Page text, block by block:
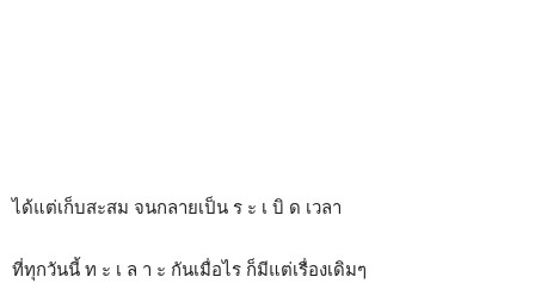
ได้แต่เก็บสะสม จนกลายเป็น ร ะ เ บิ ด เวลา
ที่ทุกวันนี้ ท ะ เ ล า ะ กันเมื่อไร ก็มีแต่เรื่องเดิมๆ